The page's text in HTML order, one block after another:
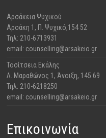
Αρσάκεια Ψυχικού
​Αρσάκη 1, Π. Ψυχικό,154 52
Τηλ: 210-6713931
email: counselling@arsakeio.gr
Τοσίτσεια Εκάλης
Λ. Μαραθώνος 1, Άνοιξη, 145 69
Τηλ: 210-6218250
email: counselling@arsakeio.gr
Επικοινωνία